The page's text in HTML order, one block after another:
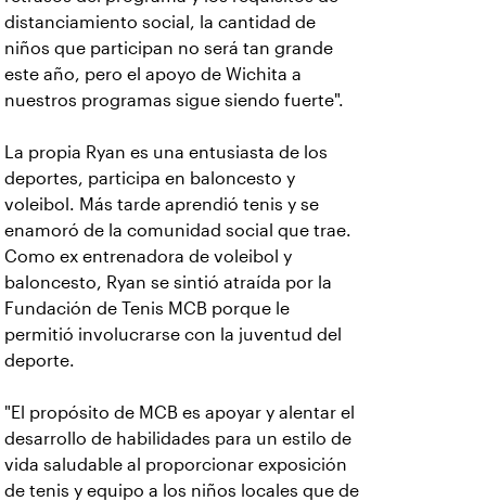
distanciamiento social, la cantidad de
niños que participan no será tan grande
este año, pero el apoyo de Wichita a
nuestros programas sigue siendo fuerte".
La propia Ryan es una entusiasta de los
deportes, participa en baloncesto y
voleibol. Más tarde aprendió tenis y se
enamoró de la comunidad social que trae.
Como ex entrenadora de voleibol y
baloncesto, Ryan se sintió atraída por la
Fundación de Tenis MCB porque le
permitió involucrarse con la juventud del
deporte.
"El propósito de MCB es apoyar y alentar el
desarrollo de habilidades para un estilo de
vida saludable al proporcionar exposición
de tenis y equipo a los niños locales que de